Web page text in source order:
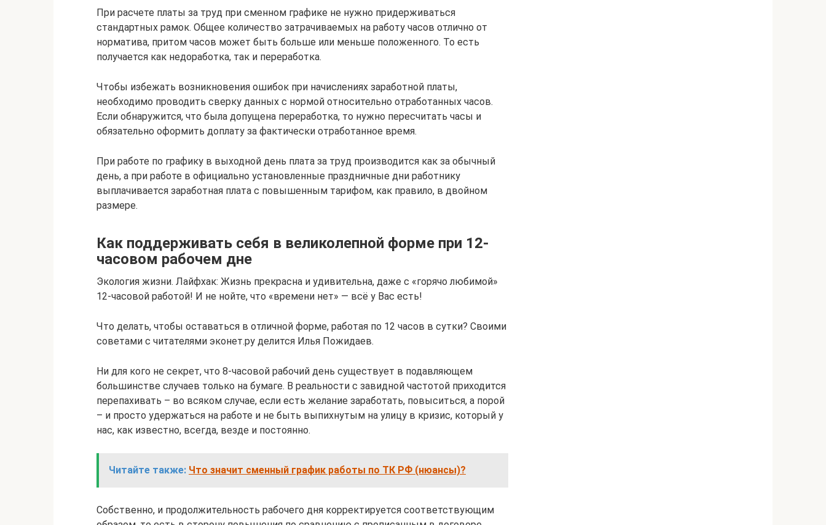
При расчете платы за труд при сменном графике не нужно придерживаться
стандартных рамок. Общее количество затрачиваемых на работу часов отлично от
норматива, притом часов может быть больше или меньше положенного. То есть
получается как недоработка, так и переработка.
Чтобы избежать возникновения ошибок при начислениях заработной платы,
необходимо проводить сверку данных с нормой относительно отработанных часов.
Если обнаружится, что была допущена переработка, то нужно пересчитать часы и
обязательно оформить доплату за фактически отработанное время.
При работе по графику в выходной день плата за труд производится как за обычный
день, а при работе в официально установленные праздничные дни работнику
выплачивается заработная плата с повышенным тарифом, как правило, в двойном
размере.
Как поддерживать себя в великолепной форме при 12-
часовом рабочем дне
Экология жизни. Лайфхак: Жизнь прекрасна и удивительна, даже с «горячо любимой»
12-часовой работой! И не нойте, что «времени нет» — всё у Вас есть!
Что делать, чтобы оставаться в отличной форме, работая по 12 часов в сутки? Своими
советами с читателями эконет.ру делится Илья Пожидаев.
Ни для кого не секрет, что 8-часовой рабочий день существует в подавляющем
большинстве случаев только на бумаге. В реальности с завидной частотой приходится
перепахивать – во всяком случае, если есть желание заработать, повыситься, а порой
– и просто удержаться на работе и не быть выпихнутым на улицу в кризис, который у
нас, как известно, всегда, везде и постоянно.
Читайте также: Что значит сменный график работы по ТК РФ (нюансы)?
Собственно, и продолжительность рабочего дня корректируется соответствующим